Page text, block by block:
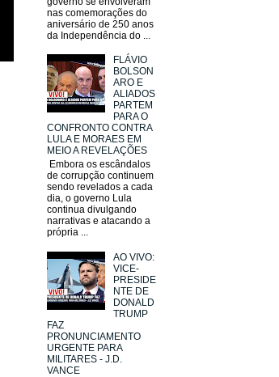
nas comemorações do
aniversário de 250 anos
da Independência do ...
FLÁVIO
BOLSON
ARO E
ALIADOS
PARTEM
PARA O
CONFRONTO CONTRA
LULA E MORAES EM
MEIO A REVELAÇÕES
Embora os escândalos
de corrupção continuem
sendo revelados a cada
dia, o governo Lula
continua divulgando
narrativas e atacando a
própria ...
AO VIVO:
VICE-
PRESIDE
NTE DE
DONALD
TRUMP
FAZ
PRONUNCIAMENTO
URGENTE PARA
MILITARES - J.D.
VANCE